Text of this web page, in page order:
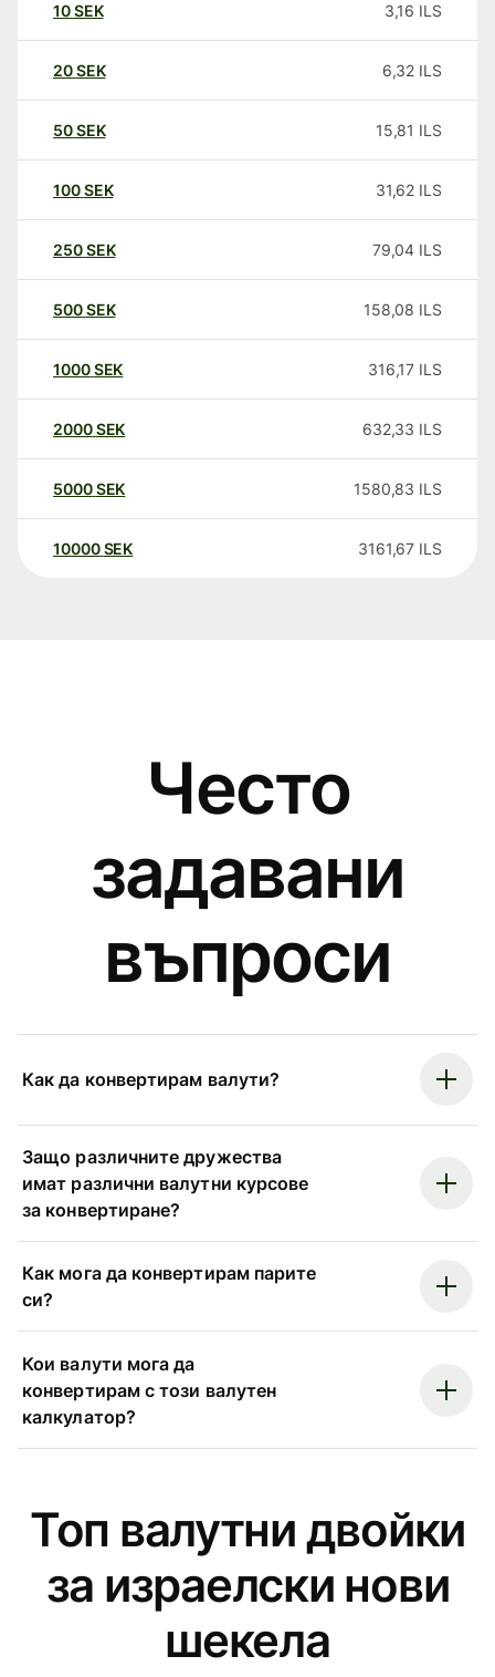
10SEK 3,16 ILS
20SEK 6,32 ILS
50SEK 15,81 ILS
100SEK 31,62 ILS
250SEK 79,04 ILS
500SEK 158,08 ILS
1000SEK 316,17 ILS
2000SEK 632,33 ILS
5000SEK 1580,83 ILS
10000 SEK 3161,67 ILS
Често
задавани
въпроси
Как да конвертирам валути?
Защо различните дружества
имат различни валутни курсове
за конвертиране?
Как мога да конвертирам парите
си?
Кои валути мога да
конвертирам с този валутен
калкулатор?
Топ валутни двойки
за израелски нови
шекела